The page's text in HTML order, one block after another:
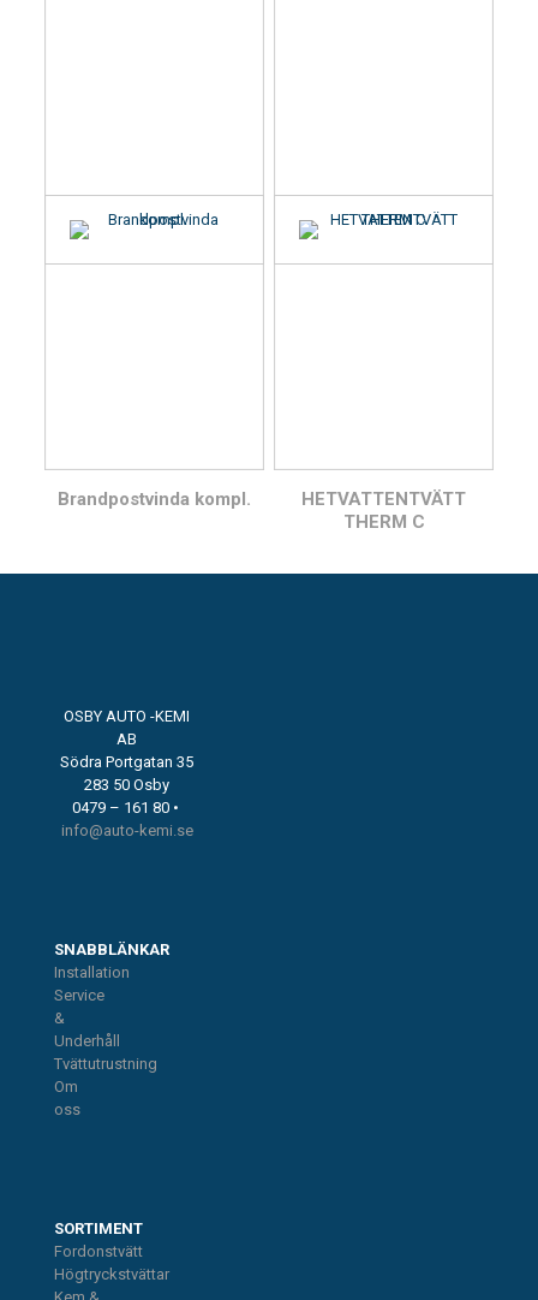
Brandpostvinda kompl.
HETVATTENTVÄTT
THERM C
OSBY AUTO -KEMI
AB
Södra Portgatan 35
283 50 Osby
0479 – 161 80 •
info@auto-kemi.se
SNABBLÄNKAR
Installation
Service
&
Underhåll
Tvättutrustning
Om
oss
SORTIMENT
Fordonstvätt
Högtryckstvättar